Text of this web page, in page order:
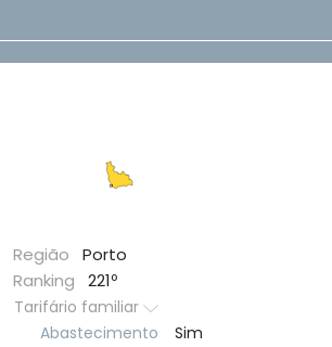
Região
Porto
Ranking
221º
Tarifário familiar
Abastecimento
Sim